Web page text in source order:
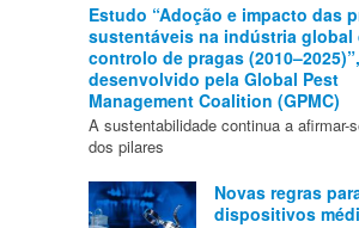
Estudo “Adoção e impacto das
sustentáveis na indústria global
controlo de pragas (2010–2025)”,
desenvolvido pela Global Pest
Management Coalition (GPMC)
A sustentabilidade continua a afirmar-
dos pilares
Novas regras
dispositivos